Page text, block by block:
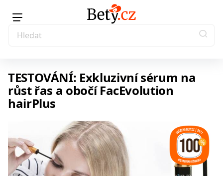
TESTOVÁNÍ: Exkluzivní sérum na
růst řas a obočí FacEvolution
hairPlus